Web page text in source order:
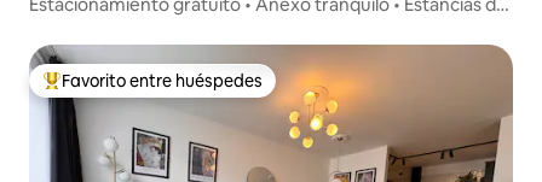
Estacionamiento gratuito • Anexo tranquilo • Estancias de
Favorito entre huéspedes preferido
Favorito entre huéspedes